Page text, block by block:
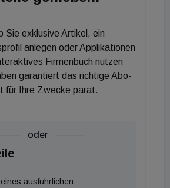
unter der Konkurrenz anderer
in denen sich allmählich
ergeben.
Zinserhöhung in Folge der
steigen die
Negativtrend. Die
Büroimmobilien stiegen im
Sie exklusive Artikel, ein
anlegen oder Applikationen
Firmenbuch nutzen
garantiert das richtige Abo-
für Ihre Zwecke parat.
oder
ausführlichen